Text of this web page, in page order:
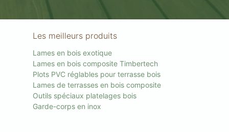
Les meilleurs produits
Lames en bois exotique
Lames en bois composite Timbertech
Plots PVC réglables pour terrasse bois
Lames de terrasses en bois composite
Outils spéciaux platelages bois
Garde-corps en inox